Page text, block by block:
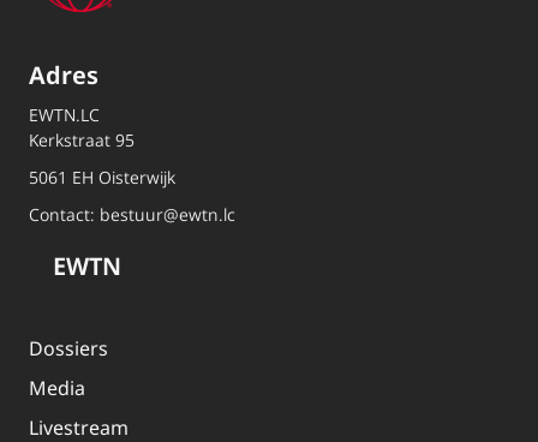
Adres
EWTN.LC
Kerkstraat 95
5061 EH Oisterwijk
Contact: bestuur@ewtn.lc
EWTN
Dossiers
Media
Livestream